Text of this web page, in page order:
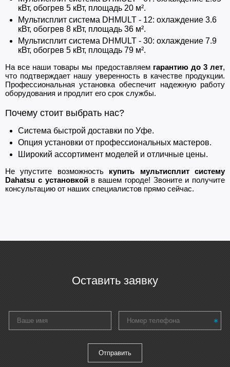
кВт, обогрев 5 кВт, площадь 20 м².
Мультисплит система DHMULT - 12: охлаждение 3.6
кВт, обогрев 8 кВт, площадь 36 м².
Мультисплит система DHMULT - 30: охлаждение 7.9
кВт, обогрев 5 кВт, площадь 79 м².
На все наши товары мы предоставляем гарантию до 3 лет,
что подтверждает нашу уверенность в качестве продукции.
Профессиональная установка обеспечит надежную работу
оборудования и продлит его срок службы.
Почему стоит выбрать нас?
Система быстрой доставки по Уфе.
Опция установки от профессиональных мастеров.
Широкий ассортимент моделей и отличные цены.
Не упустите возможность купить мультисплит систему
Dahatsu с установкойв вашем городе! Звоните и получите
консультацию от наших специалистов прямо сейчас.
Оставить заявку